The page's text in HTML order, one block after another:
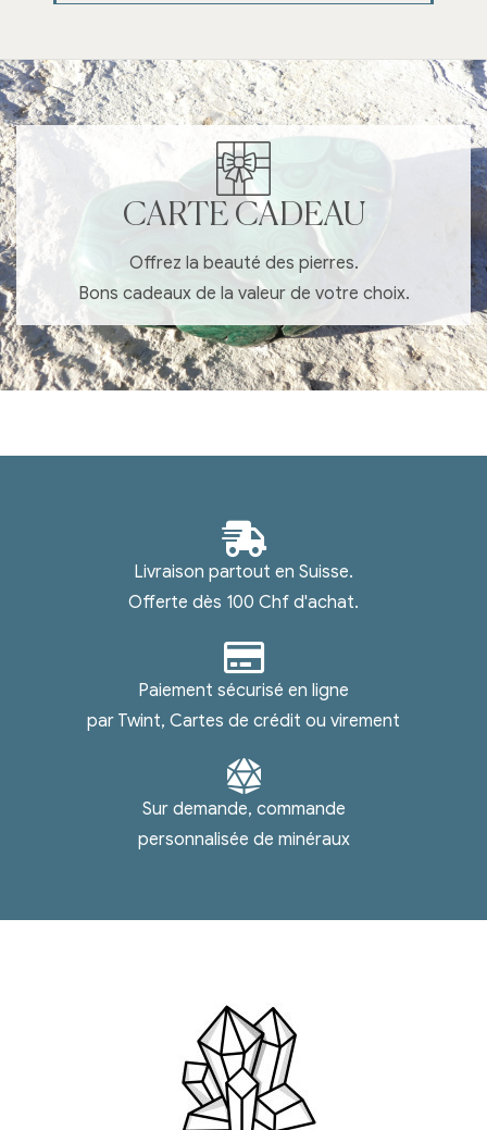
CARTE CADEAU
Offrez la beauté des pierres.
Bons cadeaux de la valeur de votre choix.
Livraison partout en Suisse.
Offerte dès 100 Chf d'achat.
Paiement sécurisé en ligne
par Twint, Cartes de crédit ou virement
Sur demande, commande
personnalisée de minéraux